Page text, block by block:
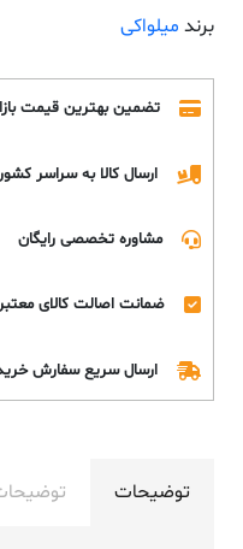
برند میلواکی
تضمین بهترین قیمت
ارسال کالا به سراسر
مشاوره تخصصی رایگان
ضمانت اصالت کالای
ارسال سریع سفارش
توضیحات